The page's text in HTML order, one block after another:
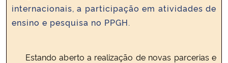
Gabinete de Segurança Institucional
internacionais, a participação em atividades de
ensino e pesquisa no PPGH.
Estando aberto a realização de novas parcerias e